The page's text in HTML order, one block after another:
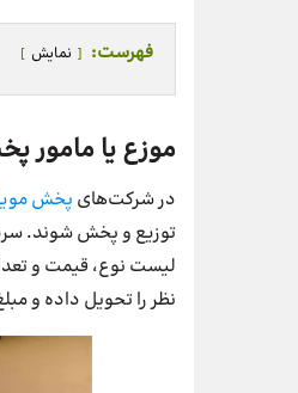
فهرست: نمایش
موزع یا
در شرکت‌های پخش
توزیع و پخش شوند.
لیست نوع، قیمت و
نظر را تحویل داده و